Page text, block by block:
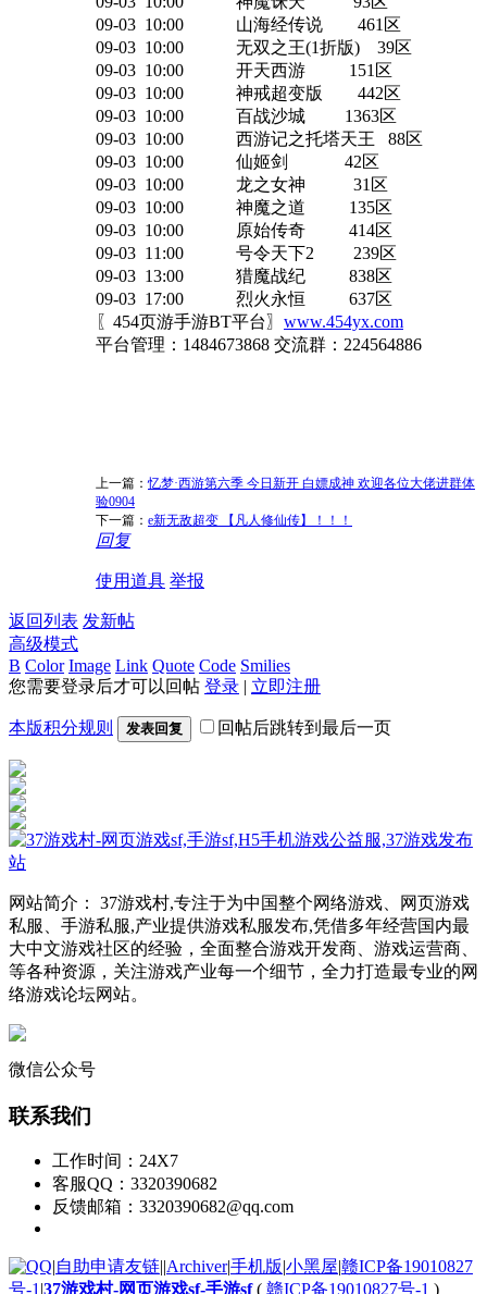
09-03 10:00 山海经传说 461区
09-03 10:00 无双之王(1折版) 39区
09-03 10:00 开天西游 151区
09-03 10:00 神戒超变版 442区
09-03 10:00 百战沙城 1363区
09-03 10:00 西游记之托塔天王 88区
09-03 10:00 仙姬剑 42区
09-03 10:00 龙之女神 31区
09-03 10:00 神魔之道 135区
09-03 10:00 原始传奇 414区
09-03 11:00 号令天下2 239区
09-03 13:00 猎魔战纪 838区
09-03 17:00 烈火永恒 637区
〖454页游手游BT平台〗 www.454yx.com
平台管理：1484673868 交流群：224564886
上一篇：忆梦·西游第六季 今日新开 白嫖成神 欢迎各位大佬进群体
验0904
下一篇： e新无敌超变 【凡人修仙传】！！！
回复
使用道具 举报
返回列表 发新帖
高级模式
B Color Image Link Quote Code Smilies
您需要登录后才可以回帖 登录 | 立即注册
本版积分规则 发表回复 回帖后跳转到最后一页
网站简介： 37游戏村,专注于为中国整个网络游戏、网页游戏
私服、手游私服,产业提供游戏私服发布,凭借多年经营国内最
大中文游戏社区的经验，全面整合游戏开发商、游戏运营商、
等各种资源，关注游戏产业每一个细节，全力打造最专业的网
络游戏论坛网站。
微信公众号
联系我们
工作时间：24X7
客服QQ：3320390682
反馈邮箱：3320390682@qq.com
|自助申请友链||Archiver|手机版|小黑屋|赣ICP备19010827
号-1 |37游戏村-网页游戏sf-手游sf( 赣ICP备19010827号-1 )